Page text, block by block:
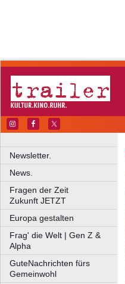
Newsletter.
News.
Fragen der Zeit
Zukunft JETZT
Europa gestalten
Frag' die Welt | Gen Z &
Alpha
GuteNachrichten fürs
Gemeinwohl